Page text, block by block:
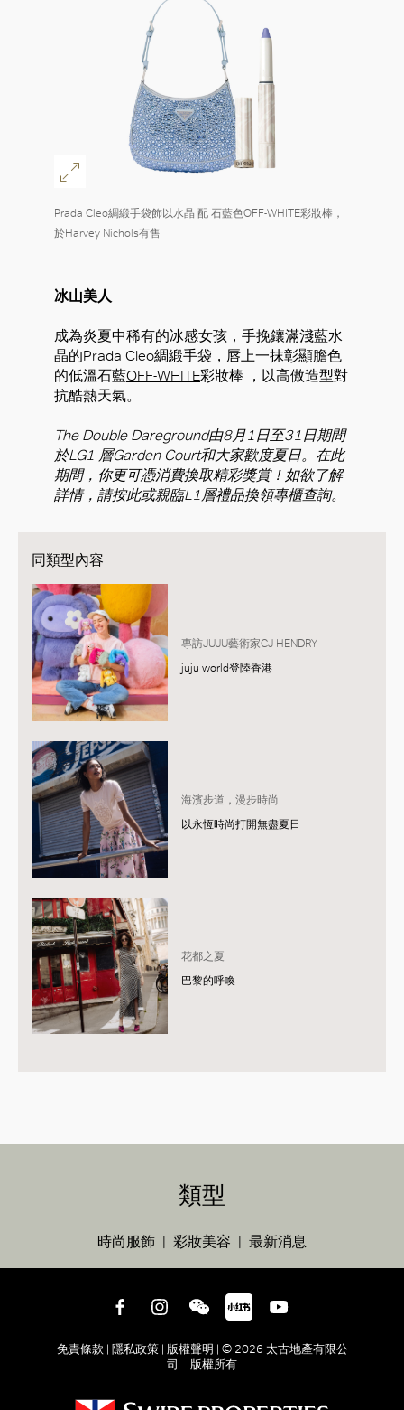
Prada Cleo綢緞手袋飾以水晶 配 石藍色OFF-WHITE彩妝棒，
於Harvey Nichols有售
冰山美人
成為炎夏中稀有的冰感女孩，手挽鑲滿淺藍水
晶的Prada Cleo綢緞手袋，唇上一抹彰顯膽色
的低溫石藍OFF-WHITE彩妝棒 ，以高傲造型對
抗酷熱天氣。
The Double Dareground由8月1日至31日期間
於LG1 層Garden Court和大家歡度夏日。在此
期間，你更可憑消費換取精彩獎賞！如欲了解
詳情，請按此或親臨L1層禮品換領專櫃查詢。
同類型內容
專訪JUJU藝術家CJ HENDRY
juju world登陸香港
海濱步道，漫步時尚
以永恆時尚打開無盡夏日
花都之夏
巴黎的呼喚
類型
時尚服飾 彩妝美容 最新消息
免責條款 | 隱私政策 | 版權聲明 | © 2026 太古地產有限公
司 版權所有